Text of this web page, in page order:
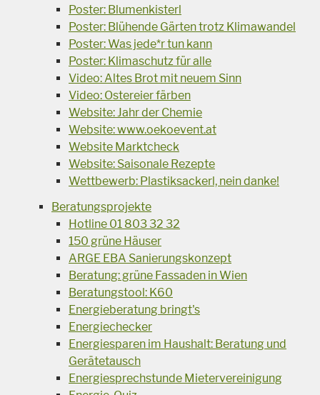
Poster: Blumenkisterl
Poster: Blühende Gärten trotz Klimawandel
Poster: Was jede*r tun kann
Poster: Klimaschutz für alle
Video: Altes Brot mit neuem Sinn
Video: Ostereier färben
Website: Jahr der Chemie
Website: www.oekoevent.at
Website Marktcheck
Website: Saisonale Rezepte
Wettbewerb: Plastiksackerl, nein danke!
Beratungsprojekte
Hotline 01 803 32 32
150 grüne Häuser
ARGE EBA Sanierungskonzept
Beratung: grüne Fassaden in Wien
Beratungstool: K60
Energieberatung bringt's
Energiechecker
Energiesparen im Haushalt: Beratung und
Gerätetausch
Energiesprechstunde Mietervereinigung